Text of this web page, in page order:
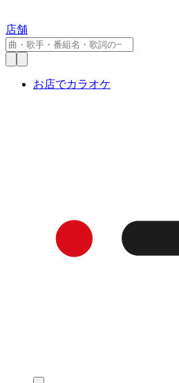
店舗
お店でカラオケ